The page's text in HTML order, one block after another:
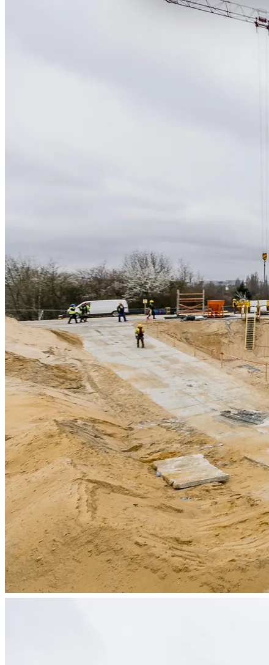
Niniejsza strona korzysta
oferować funkcje
Informacje o tym, jak
analitycznym. Partnerzy
W serwisie
wybranych przez
zbierania informacji o
działania Serwisu do
Informacje, w tym dane
przez Spravia Sp. z o.o.
Spravia Sp. z o.o. W
sprostowania, usunięcia,
wniesienia skargi do
wykorzystywanych w
Wybierając opcję
wycofać zgodę i dokonać
„Ustawienia plików cookie”
Możesz również
w Serwisie tylko w